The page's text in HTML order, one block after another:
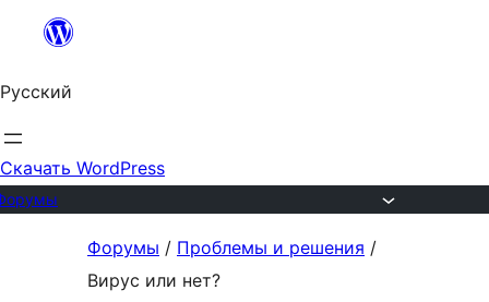
Перейти
содержимому
Русский
Скачать WordPress
Форумы / Проблемы и решения /
Вирус или нет?